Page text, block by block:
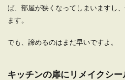
ば、部屋が狭くなってしまいますし
ます。
でも、諦めるのはまだ早いですよ。
キッチンの扉にリメイクシ